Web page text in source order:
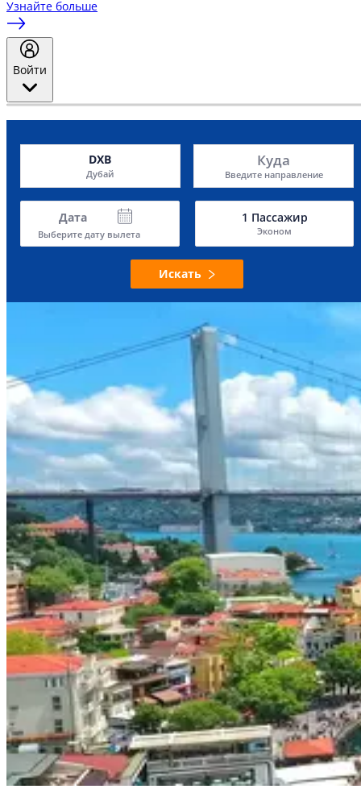
Узнайте больше
Войти
DXB
Дубай
Куда
Введите направление
Дата
Выберите дату вылета
1 Пассажир
Эконом
Искать